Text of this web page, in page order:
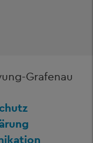
Grafenau